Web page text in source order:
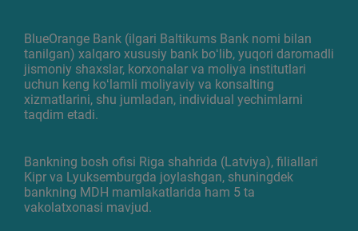
BlueOrange Bank (ilgari Baltikums Bank nomi bilan
tanilgan) xalqaro xususiy bank boʻlib, yuqori daromadli
jismoniy shaxslar, korxonalar va moliya institutlari
uchun keng koʻlamli moliyaviy va konsalting
xizmatlarini, shu jumladan, individual yechimlarni
taqdim etadi.
Bankning bosh ofisi Riga shahrida (Latviya), filiallari
Kipr va Lyuksemburgda joylashgan, shuningdek
bankning MDH mamlakatlarida ham 5 ta
vakolatxonasi mavjud.